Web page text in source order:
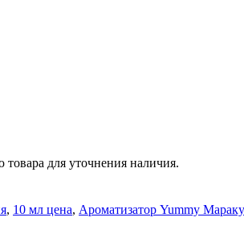
для уточнения наличия.
, 10 мл цена, Ароматизатор Yummy